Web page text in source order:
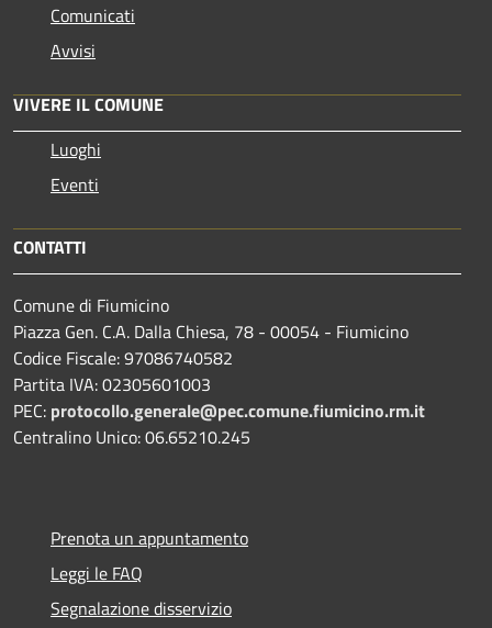
Comunicati
Avvisi
VIVERE IL COMUNE
Luoghi
Eventi
CONTATTI
Comune di Fiumicino
Piazza Gen. C.A. Dalla Chiesa, 78 - 00054 - Fiumicino
Codice Fiscale: 97086740582
Partita IVA: 02305601003
PEC: protocollo.generale@pec.comune.fiumicino.rm.it
Centralino Unico: 06.65210.245
Prenota un appuntamento
Leggi le FAQ
Segnalazione disservizio